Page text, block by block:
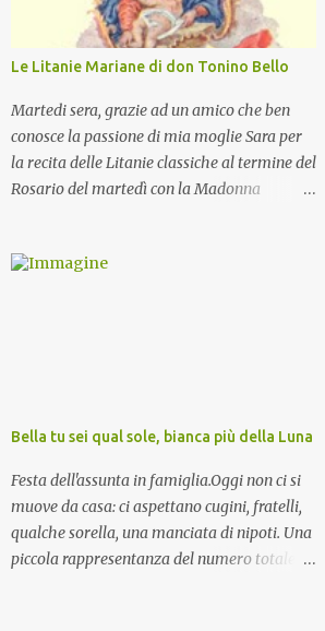
Le Litanie Mariane di don Tonino Bello
Martedi sera, grazie ad un amico che ben
conosce la passione di mia moglie Sara per
la recita delle Litanie classiche al termine del
Rosario del martedì con la Madonna
ritmate sulle invocazioni del Vescovo don
Bella tu sei qual sole, bianca più della Luna
Festa dell'assunta in famiglia.Oggi non ci si
muove da casa: ci aspettano cugini, fratelli,
qualche sorella, una manciata di nipoti. Una
piccola rappresentanza del numero totale